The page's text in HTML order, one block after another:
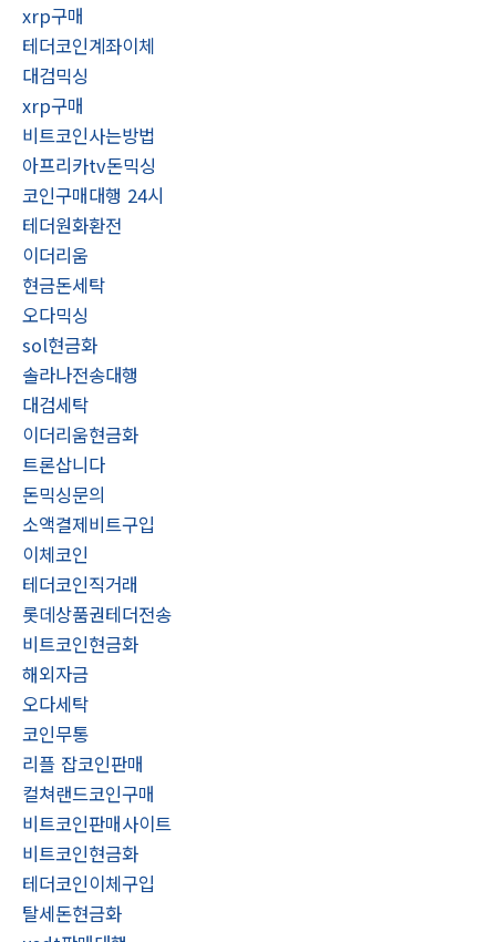
xrp구매
테더코인계좌이체
대검믹싱
xrp구매
비트코인사는방법
아프리카tv돈믹싱
코인구매대행 24시
테더원화환전
이더리움
현금돈세탁
오다믹싱
sol현금화
솔라나전송대행
대검세탁
이더리움현금화
트론삽니다
돈믹싱문의
소액결제비트구입
이체코인
테더코인직거래
롯데상품권테더전송
비트코인현금화
해외자금
오다세탁
코인무통
리플 잡코인판매
컬쳐랜드코인구매
비트코인판매사이트
비트코인현금화
테더코인이체구입
탈세돈현금화